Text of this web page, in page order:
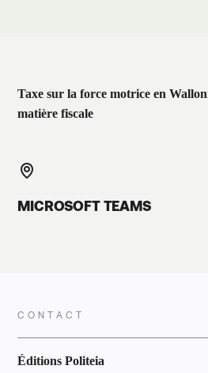
Taxe sur la force motrice en
matière fiscale
MICROSOFT TEAMS
CONTACT
Éditions Politeia